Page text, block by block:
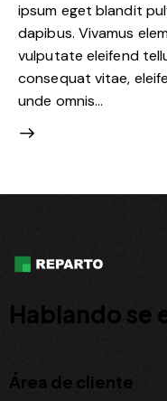
ipsum eget blandit
dapibus. Vivamus
vulputate eleifend
consequat vitae,
unde omnis…
Hablando se
Área de cliente